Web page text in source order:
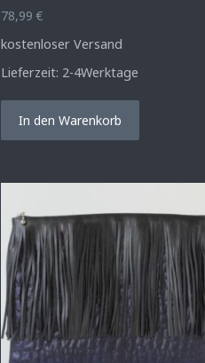
78,99€
kostenloser Versand
Lieferzeit: 2-4Werktage
In den Warenkorb